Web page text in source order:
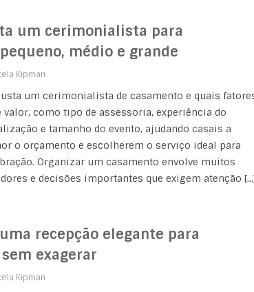
um cerimonialista para
médio e grande
Kipman
um cerimonialista de casamento e quais
como tipo de assessoria, experiência do
e tamanho do evento, ajudando casais a
o orçamento e escolherem o serviço ideal para
Organizar um casamento envolve muitos
e decisões importantes que exigem atenção
recepção elegante para
exagerar
Kipman